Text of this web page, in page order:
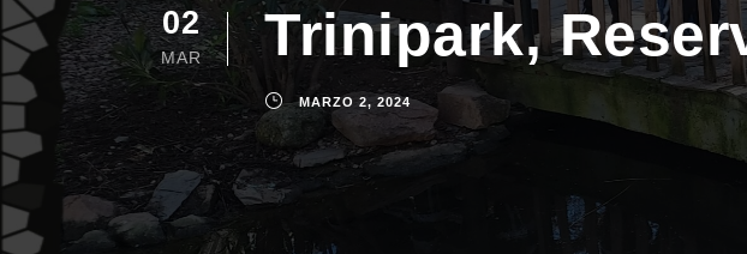
02
MAR Trinipark,
MARZO 2, 2024